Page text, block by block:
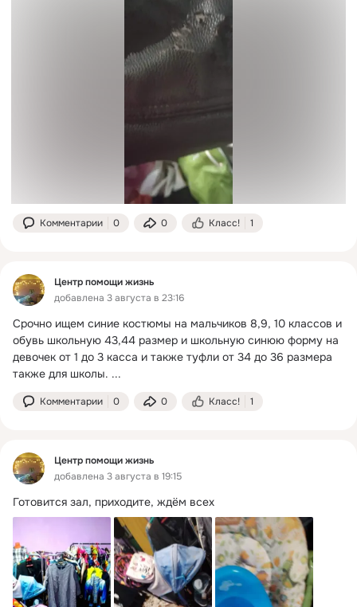
Комментарии 0 0 Класс! 1
Центр помощи жизнь
добавлена 3 августа в 23:16
Срочно ищем синие костюмы на мальчиков 8,9, 10 классов и
обувь школьную 43,44 размер и школьную синюю форму на
девочек от 1 до 3 касса и также туфли от 34 до 36 размера
также для школы. ...
Комментарии 0 0 Класс! 1
Центр помощи жизнь
добавлена 3 августа в 19:15
Готовится зал, приходите, ждём всех